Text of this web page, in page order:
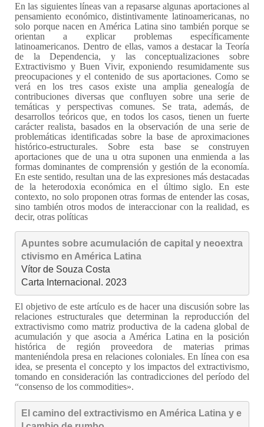
En las siguientes líneas van a repasarse algunas aportaciones al
pensamiento económico, distintivamente latinoamericanas, no
solo porque nacen en América Latina sino también porque se
orientan a explicar problemas específicamente
latinoamericanos. Dentro de ellas, vamos a destacar la Teoría
de la Dependencia, y las conceptualizaciones sobre
Extractivismo y Buen Vivir, exponiendo resumidamente sus
preocupaciones y el contenido de sus aportaciones. Como se
verá en los tres casos existe una amplia genealogía de
contribuciones diversas que confluyen sobre una serie de
temáticas y perspectivas comunes. Se trata, además, de
desarrollos teóricos que, en todos los casos, tienen un fuerte
carácter realista, basados en la observación de una serie de
problemáticas identificadas sobre la base de aproximaciones
histórico-estructurales. Sobre esta base se construyen
aportaciones que de una u otra suponen una enmienda a las
formas dominantes de comprensión y gestión de la economía.
En este sentido, resultan una de las expresiones más destacadas
de la heterodoxia económica en el último siglo. En este
contexto, no solo proponen otras formas de entender las cosas,
sino también otros modos de interaccionar con la realidad, es
decir, otras políticas
Apuntes sobre acumulación de capital y neoextra
ctivismo en América Latina
Vítor de Souza Costa
Carta Internacional. 2023
El objetivo de este artículo es de hacer una discusión sobre las
relaciones estructurales que determinan la reproducción del
extractivismo como matriz productiva de la cadena global de
acumulación y que asocia a América Latina en la posición
histórica de región proveedora de materias primas
manteniéndola presa en relaciones coloniales. En línea con esa
idea, se presenta el concepto y los impactos del extractivismo,
tomando en consideración las contradicciones del período del
“consenso de los commodities».
El camino del extractivismo en América Latina y e